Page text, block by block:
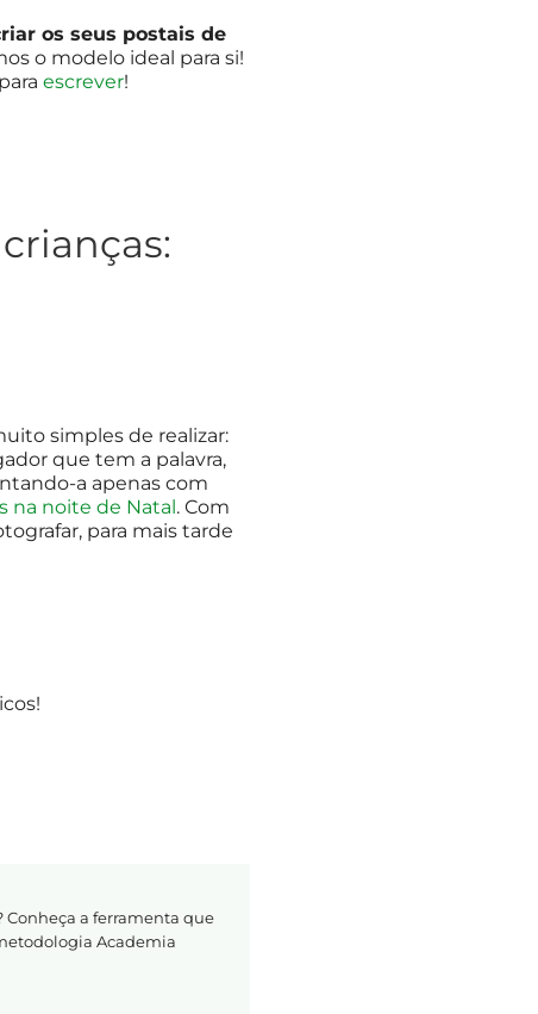
os seus postais de
o modelo ideal para si!
escrever!
simples de realizar:
que tem a palavra,
a apenas com
na noite de Natal. Com
para mais tarde
Conheça a ferramenta que
Academia